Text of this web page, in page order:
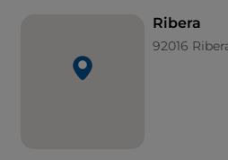
paesaggi incantevoli.Ribera
92016